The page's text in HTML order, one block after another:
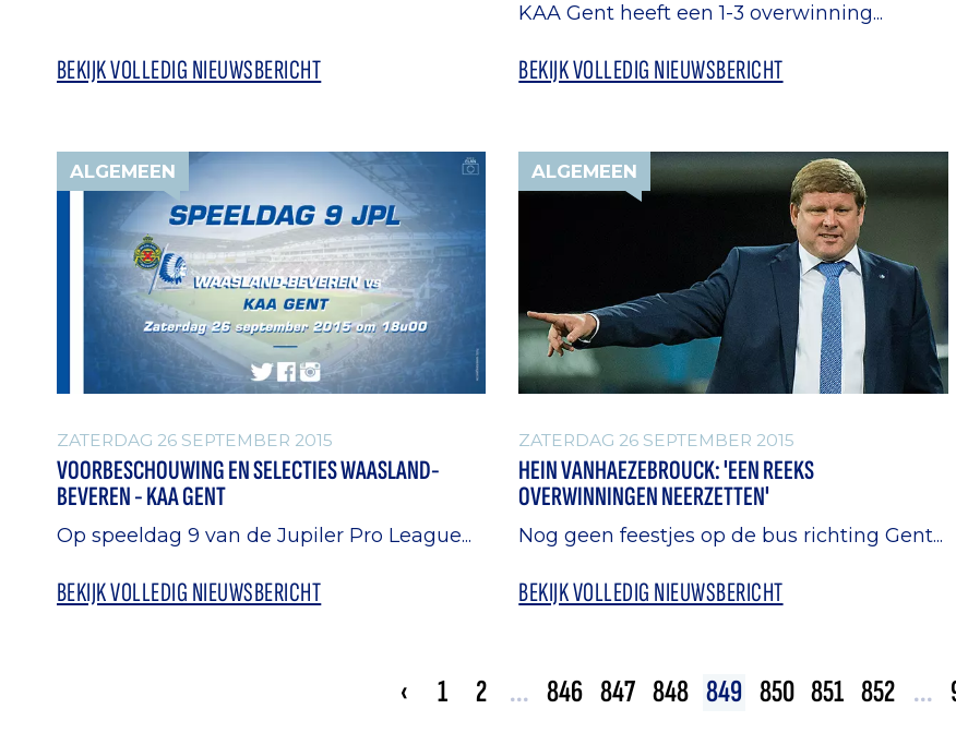
BEKIJK VOLLEDIG NIEUWSBERICHT
KAA Gent heeft een 1-3 overwinning...
BEKIJK VOLLEDIG NIEUWSBERICHT
ALGEMEEN
ZATERDAG 26 SEPTEMBER 2015
VOORBESCHOUWING EN SELECTIES WAASLAND-
BEVEREN - KAA GENT
Op speeldag 9 van de Jupiler Pro League...
BEKIJK VOLLEDIG NIEUWSBERICHT
ALGEMEEN
ZATERDAG 26 SEPTEMBER 2015
HEIN VANHAEZEBROUCK: 'EEN REEKS
OVERWINNINGEN NEERZETTEN'
Nog geen feestjes op de bus richting Gent...
BEKIJK VOLLEDIG NIEUWSBERICHT
‹ 1 2 ... 846 847 848 849 850 851 852 ...